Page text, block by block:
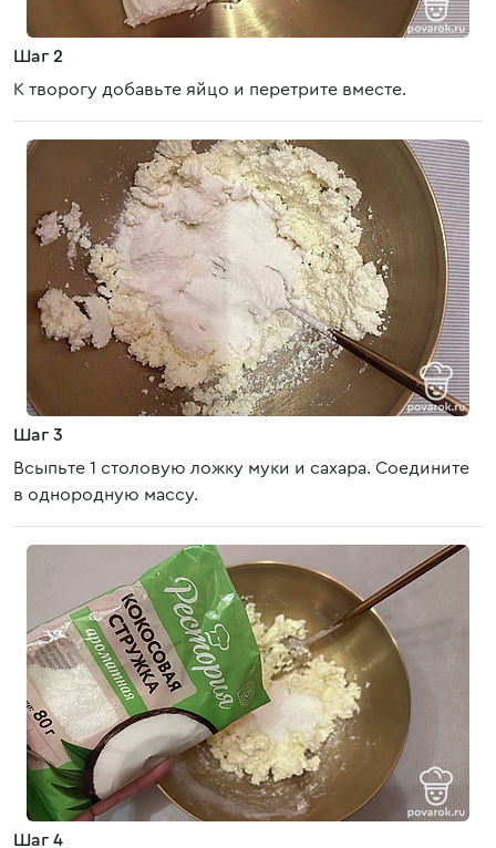
Шаг 2
К творогу добавьте яйцо и перетрите вместе.
Шаг 3
Всыпьте 1 столовую ложку муки и сахара. Соедините
в однородную массу.
Шаг 4